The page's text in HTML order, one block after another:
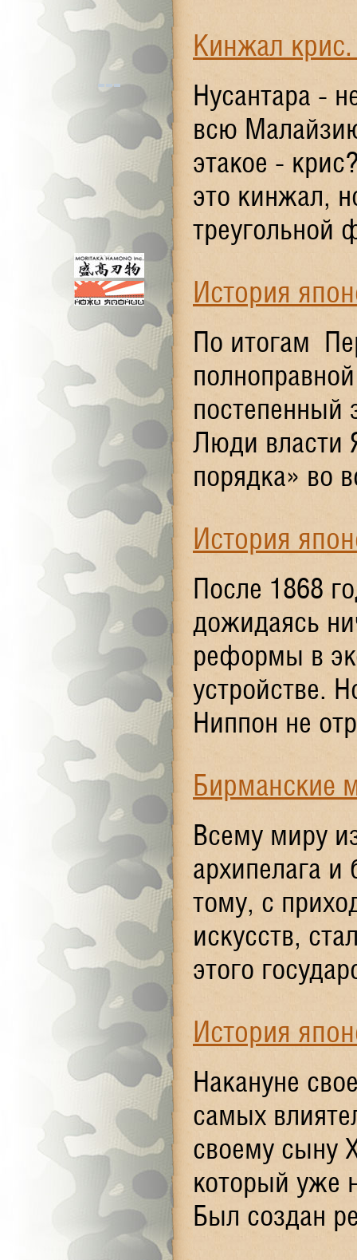
Кинжал
Нусантара -
всю
этакое -
это кинжал,
треугольной
История
По итогам
постепенный
Люди власти
порядка» во
История
После 1868
дожидаясь
реформы в
устройстве.
Ниппон не
Бирманские
Всему миру
архипелага и
тому, с
искусств,
этого
История
Накануне
самых
своему сыну
который уже
Был создан